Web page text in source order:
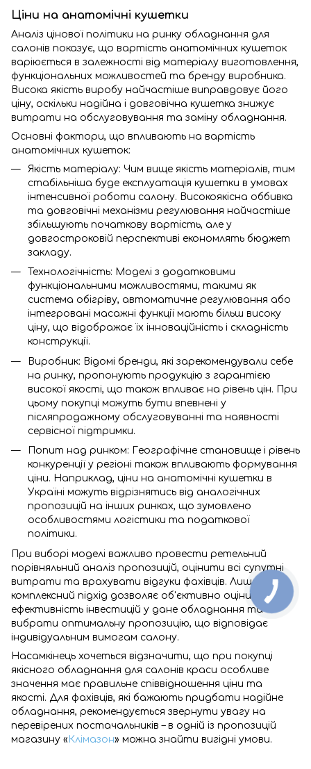
Ціни на анатомічні кушетки
Аналіз цінової політики на ринку обладнання для
салонів показує, що вартість анатомічних кушеток
варіюється в залежності від матеріалу виготовлення,
функціональних можливостей та бренду виробника.
Висока якість виробу найчастіше виправдовує його
ціну, оскільки надійна і довговічна кушетка знижує
витрати на обслуговування та заміну обладнання.
Основні фактори, що впливають на вартість
анатомічних кушеток:
Якість матеріалу: Чим вище якість матеріалів, тим
стабільніша буде експлуатація кушетки в умовах
інтенсивної роботи салону. Високоякісна оббивка
та довговічні механізми регулювання найчастіше
збільшують початкову вартість, але у
довгостроковій перспективі економлять бюджет
закладу.
Технологічність: Моделі з додатковими
функціональними можливостями, такими як
система обігріву, автоматичне регулювання або
інтегровані масажні функції мають більш високу
ціну, що відображає їх інноваційність і складність
конструкції.
Виробник: Відомі бренди, які зарекомендували себе
на ринку, пропонують продукцію з гарантією
високої якості, що також впливає на рівень цін. При
цьому покупці можуть бути впевнені у
післяпродажному обслуговуванні та наявності
сервісної підтримки.
Попит над ринком: Географічне становище і рівень
конкуренції у регіоні також впливають формування
ціни. Наприклад, ціни на анатомічні кушетки в
Україні можуть відрізнятись від аналогічних
пропозицій на інших ринках, що зумовлено
особливостями логістики та податкової
політики.
При виборі моделі важливо провести ретельний
порівняльний аналіз пропозицій, оцінити всі супутні
витрати та врахувати відгуки фахівців. Лише
комплексний підхід дозволяє об'єктивно оцінити
ефективність інвестицій у дане обладнання та
вибрати оптимальну пропозицію, що відповідає
індивідуальним вимогам салону.
Насамкінець хочеться відзначити, що при покупці
якісного обладнання для салонів краси особливе
значення має правильне співвідношення ціни та
якості. Для фахівців, які бажають придбати надійне
обладнання, рекомендується звернути увагу на
перевірених постачальників – в одній із пропозицій
магазину « Клімазон» можна знайти вигідні умови.